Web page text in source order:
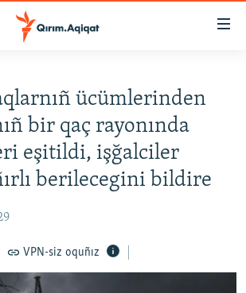
ücümlerinden
bir qaç rayonında
eşitildi, işğalciler
berilecegini bildire
VPN-siz oquñız